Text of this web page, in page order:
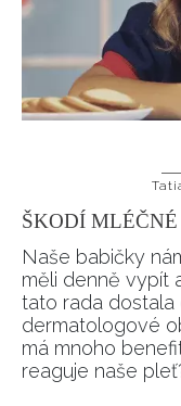
ŠKODÍ
Naše babičky
měli denně vypít
tato rada
dermatologové
má mnoho
reaguje naše